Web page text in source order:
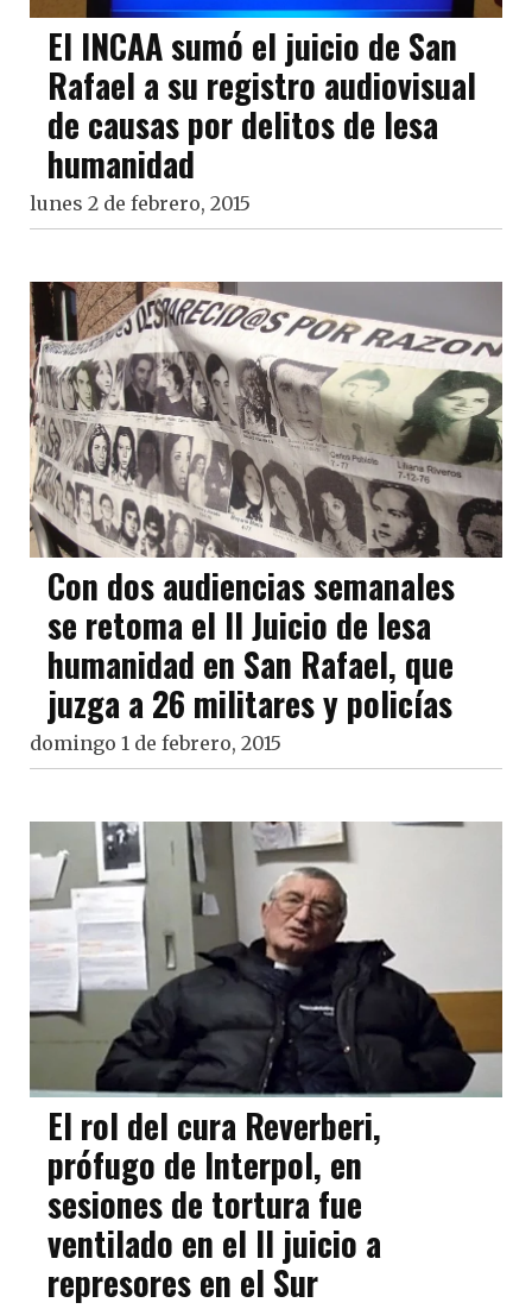
El INCAA sumó el juicio de San
Rafael a su registro audiovisual
de causas por delitos de lesa
humanidad
lunes 2 de febrero, 2015
Con dos audiencias semanales
se retoma el II Juicio de lesa
humanidad en San Rafael, que
juzga a 26 militares y policías
domingo 1 de febrero, 2015
El rol del cura Reverberi,
prófugo de Interpol, en
sesiones de tortura fue
ventilado en el II juicio a
represores en el Sur